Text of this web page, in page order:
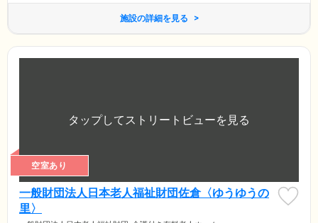
施設の詳細を見る
空室あり
一般財団法人日本老人福祉財団佐倉〈ゆうゆうの
里〉